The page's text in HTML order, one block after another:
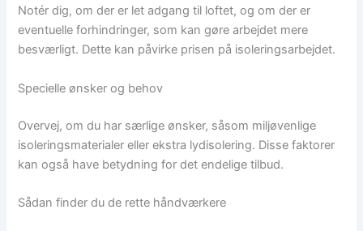
Notér dig, om der er let adgang til loftet, og om der er
eventuelle forhindringer, som kan gøre arbejdet mere
besværligt. Dette kan påvirke prisen på isoleringsarbejdet.
Specielle ønsker og behov
Overvej, om du har særlige ønsker, såsom miljøvenlige
isoleringsmaterialer eller ekstra lydisolering. Disse faktorer
kan også have betydning for det endelige tilbud.
Sådan finder du de rette håndværkere